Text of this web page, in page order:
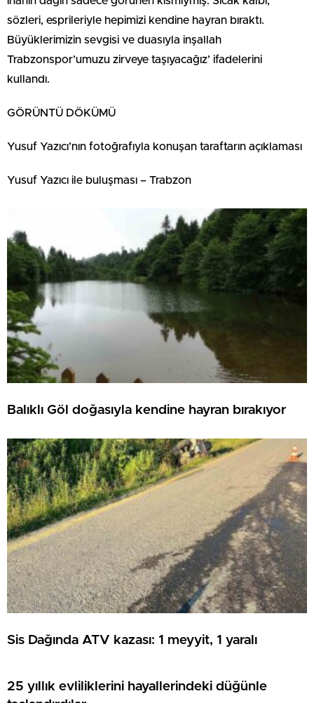
sözleri, esprileriyle hepimizi kendine hayran bıraktı.
Büyüklerimizin sevgisi ve duasıyla inşallah
Trabzonspor’umuzu zirveye taşıyacağız’ ifadelerini
kullandı.
GÖRÜNTÜ DÖKÜMÜ
Yusuf Yazıcı’nın fotoğrafıyla konuşan taraftarın açıklaması
Yusuf Yazıcı ile buluşması – Trabzon
Balıklı Göl doğasıyla kendine hayran bırakıyor
Sis Dağında ATV kazası: 1 meyyit, 1 yaralı
25 yıllık evliliklerini hayallerindeki düğünle